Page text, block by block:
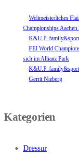
Weltmeisterliches
Championships Aachen
K&U.P.
FEI World
sich im Allianz Park
K&U.P.
Gerrit Nieberg
Kategorien
Dressur